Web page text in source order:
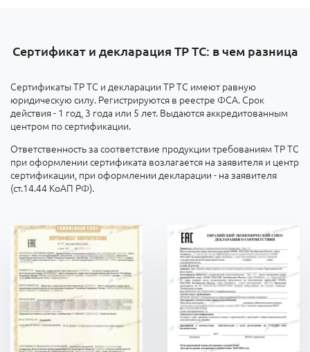
Сертификат и декларация ТР ТС: в чем разница
Сертификаты ТР ТС и декларации ТР ТС имеют равную
юридическую силу. Регистрируются в реестре ФСА. Срок
действия - 1 год, 3 года или 5 лет. Выдаются аккредитованным
центром по сертификации.
Ответственность за соответствие продукции требованиям ТР ТС
при оформлении сертификата возлагается на заявителя и центр
сертификации, при оформлении декларации - на заявителя
(ст.14.44 КоАП РФ).